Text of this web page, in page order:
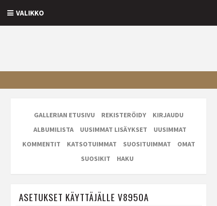
VALIKKO
GALLERIAN ETUSIVU REKISTERÖIDY
KIRJAUDU
ALBUMILISTA
UUSIMMAT LISÄYKSET
UUSIMMAT
KOMMENTIT
KATSOTUIMMAT SUOSITUIMMAT
OMAT
SUOSIKIT
HAKU
ASETUKSET KÄYTTÄJÄLLE V8950A